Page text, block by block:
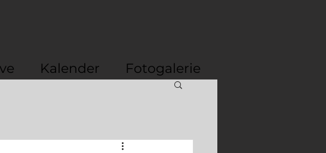
Kalender Fotogalerie